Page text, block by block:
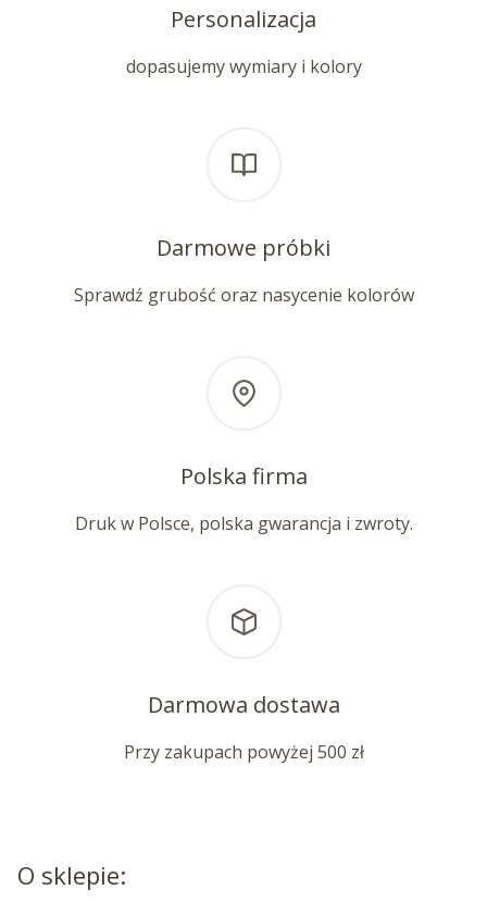
Personalizacja
dopasujemy wymiary i kolory
Darmowe próbki
Sprawdź grubość oraz nasycenie kolorów
Polska firma
Druk w Polsce, polska gwarancja i zwroty.
Darmowa dostawa
Przy zakupach powyżej 500 zł
O sklepie: